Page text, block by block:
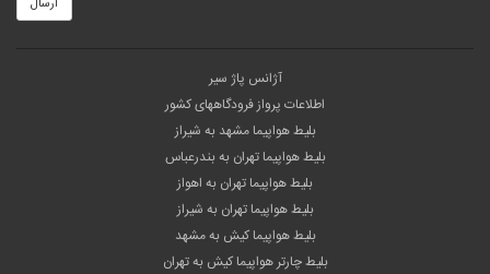
ارسال
آژانس پاژ سیر
اطلاعات پرواز فرودگاههای کشور
بلیط هواپیما مشهد به شیراز
بلیط هواپیما تهران به بندرعباس
بلیط هواپیما تهران به اهواز
بلیط هواپیما تهران به شیراز
بلیط هواپیما کیش به مشهد
بلیط چارتر هواپیما کیش به تهران